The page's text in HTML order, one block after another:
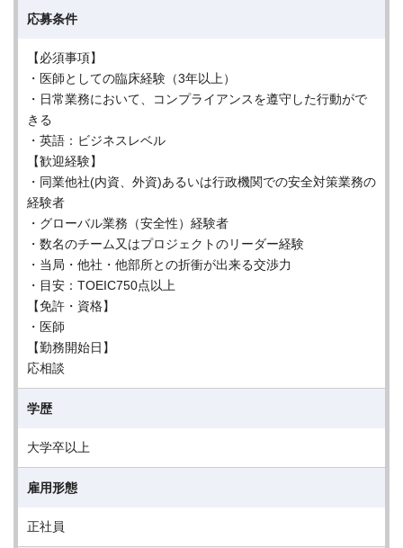
応募条件
【必須事項】
・医師としての臨床経験（3年以上）
・日常業務において、コンプライアンスを遵守した行動がで
きる
・英語：ビジネスレベル
【歓迎経験】
・同業他社(内資、外資)あるいは行政機関での安全対策業務の
経験者
・グローバル業務（安全性）経験者
・数名のチーム又はプロジェクトのリーダー経験
・当局・他社・他部所との折衝が出来る交渉力
・目安：TOEIC750点以上
【免許・資格】
・医師
【勤務開始日】
応相談
学歴
大学卒以上
雇用形態
正社員